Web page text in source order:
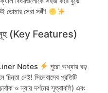
তোমার সেরা সঙ্গী!
(Key Features)
Notes
পুরো অধ্যায় বড়
নেই! সিলেবাসের প্রতিটি
ও ন্যায় দর্শনের সূত্রাবলি) এবং